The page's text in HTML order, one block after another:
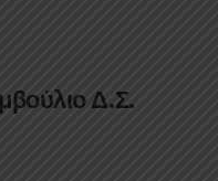
Δ.Σ.